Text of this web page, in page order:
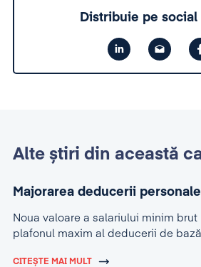
Distribuie pe
Alte știri din această
Majorarea deducerii
Noua valoare a salariului minim
plafonul maxim al deducerii de
CITEȘTE MAI MULT